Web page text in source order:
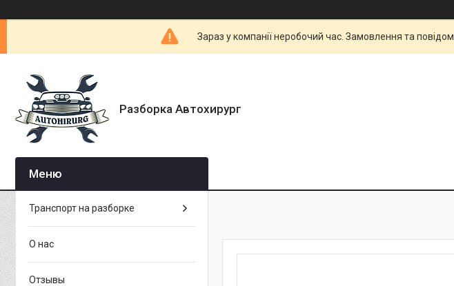
Зараз у компанії неробочий час. Замовлення та
Разборка Автохирург
Транспорт на разборке
О нас
Отзывы